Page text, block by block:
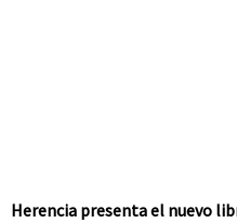
Herencia presenta el nuevo